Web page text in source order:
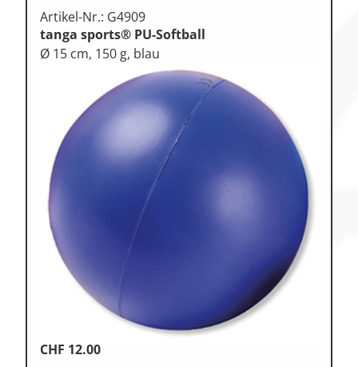
Artikel-Nr.: G4909
tanga sports® PU-Softball
Ø 15 cm, 150 g, blau
CHF 12.00